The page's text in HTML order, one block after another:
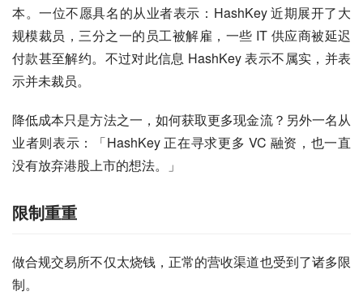
本。一位不愿具名的从业者表示：HashKey 近期展开了大
规模裁员，三分之一的员工被解雇，一些 IT 供应商被延迟
付款甚至解约。不过对此信息 HashKey 表示不属实，并表
示并未裁员。
降低成本只是方法之一，如何获取更多现金流？另外一名从
业者则表示：「HashKey 正在寻求更多 VC 融资，也一直
没有放弃港股上市的想法。」
限制重重
做合规交易所不仅太烧钱，正常的营收渠道也受到了诸多限
制。